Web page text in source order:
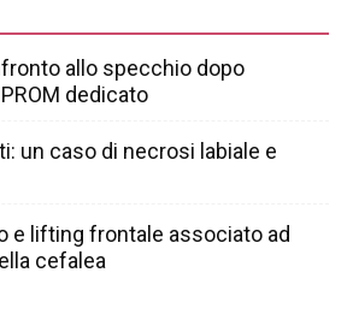
allo specchio dopo
dedicato
un caso di necrosi labiale e
e lifting frontale associato ad
cefalea